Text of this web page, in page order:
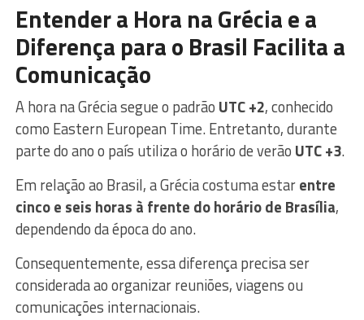
Entender a Hora na Grécia e a
Diferença para o Brasil Facilita a
Comunicação
A hora na Grécia segue o padrão UTC +2, conhecido
como Eastern European Time. Entretanto, durante
parte do ano o país utiliza o horário de verão UTC +3.
Em relação ao Brasil, a Grécia costuma estarentre
cinco e seis horas à frente do horário de Brasília,
dependendo da época do ano.
Consequentemente, essa diferença precisa ser
considerada ao organizar reuniões, viagens ou
comunicações internacionais.